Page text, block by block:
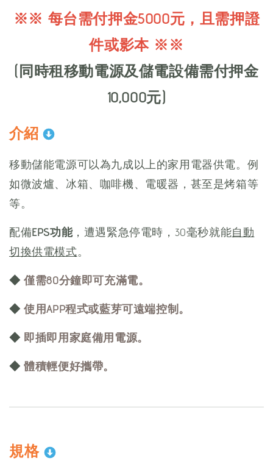
※※ 每台需付押金5000元，且需押證
件或影本 ※※
(同時租移動電源及儲電設備需付押金
10,000元)
介紹
移動儲能電源可以為九成以上的家用電器供電。例
如微波爐、冰箱、咖啡機、電暖器，甚至是烤箱等
等。
配備EPS功能，遭遇緊急停電時，30毫秒就能自動
切換供電模式。
◆ 僅需80分鐘即可充滿電。
◆ 使用APP程式或藍芽可遠端控制。
◆ 即插即用家庭備用電源。
◆ 體積輕便好攜帶。
規格